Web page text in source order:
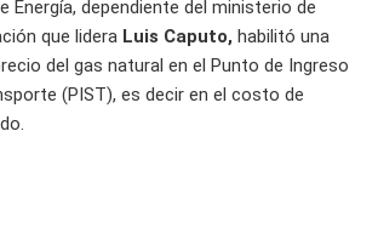
Energía, dependiente del ministerio de
que lidera Luis Caputo, habilitó una
del gas natural en el Punto de Ingreso
(PIST), es decir en el costo de